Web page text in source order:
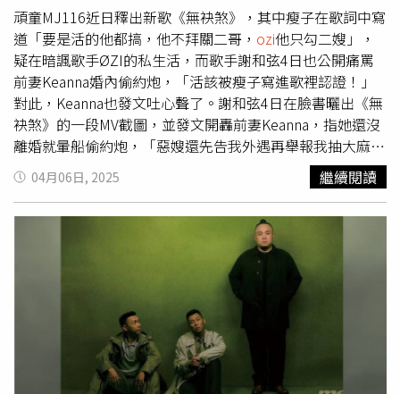
頑童MJ116近日釋出新歌《無袂煞》，其中瘦子在歌詞中寫
道「要是活的他都搞，他不拜關二哥， ozi他只勾二嫂」，
疑在暗諷歌手ØZI的私生活，而歌手謝和弦4日也公開痛罵
前妻Keanna婚內偷約炮，「活該被瘦子寫進歌裡認證！」
對此，Keanna也發文吐心聲了。謝和弦4日在臉書曬出《無
袂煞》的一段MV截圖，並發文開轟前妻Keanna，指她還沒
離婚就暈船偷約炮，「惡嫂還先告我外遇再舉報我抽大麻，
活該被瘦子寫進歌裡認證哈哈哈哈」謝和弦更加碼爆料，前
妻Keanna甚至還坦承在懷孕期間與別人發生性關係，讓他
忍不住怒酸，「她自爆懷孕還約炮，難怪胎盤死胎根本沒有
心跳。」貼文曝光後，網友紛紛留言回覆，「扣哥就是
real」、「我以為他在講的是吳卓源跟他表哥和
戀耶！想不到竟然也有你前妻的戲份！」、「這篇燒得比洛
杉磯大火還兇」、「最屌的饒舌歌詞原來這樣造」、「前有
偷客兄，現有勾二嫂，期待接下來還有更猛的系列。」對
此，Keanna昨（5日）也在限動發文「兩人一間，按摩看電
影，今晚好睡了。」只見她雙腳交叉，愜意地坐在沙發上邊
喝飲品邊看電影，心情似乎並未受到前夫毀滅式爆料的影
04月06日, 2025 繼續閱讀